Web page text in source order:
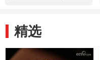
精选